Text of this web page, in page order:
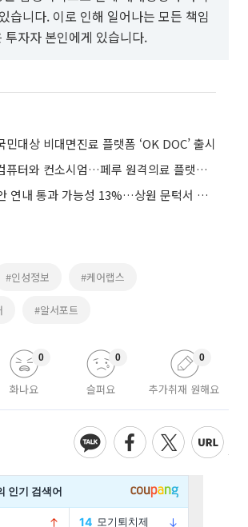
습니다. 이로 인해 일어나는 모든 책임
투자자 본인에게 있습니다.
민대상 비대면진료 플랫폼 ‘OK DOC’ 출시
이노룰스, 비트컴퓨터와 컨소시엄…페루 원격의료 플랫폼 구축사업 수주
美 클래리티 법안 연내 통과 가능성 13%…상원 문턱서 제동
#인성정보 #케어랩스
#알서포트
화나요
0
슬퍼요
0
추가취재 원해요
0